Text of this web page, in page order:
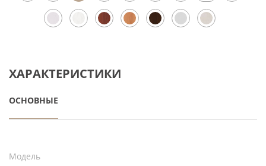
Silk
ХАРАКТЕРИСТИКИ
ОСНОВНЫЕ
Модель